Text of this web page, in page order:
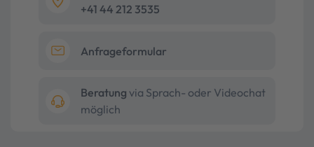
+41 44 212 3535
Anfrageformular
Beratung via Sprach- oder Videochat
möglich